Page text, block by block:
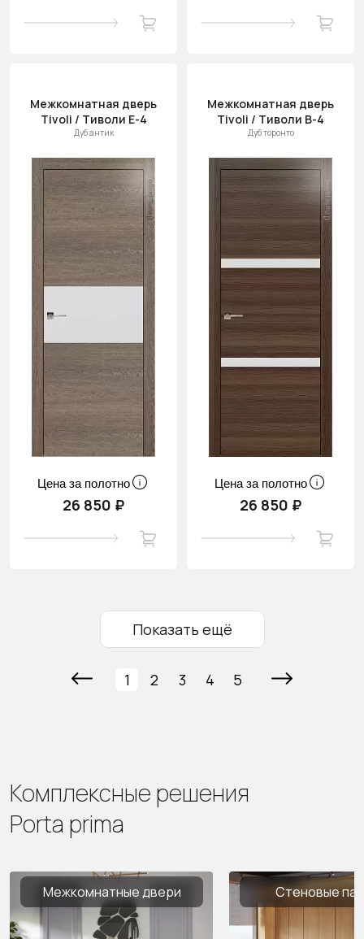
Межкомнатная дверь
Tivoli / Тиволи Е-4
Дуб антик
Цена за полотно
26 850 ₽
Межкомнатная дверь
Tivoli / Тиволи В-4
Дуб торонто
Цена за полотно
26 850 ₽
Показать ещё
1 2 3 4 5
Комплексные решения
Porta prima
Межкомнатные двери Стеновые